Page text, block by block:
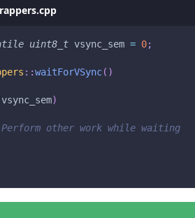
uint8_t vsync_sem = 0;
::waitForVSync( )
vsync_sem)
other work while waiting